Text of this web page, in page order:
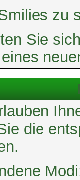
zu
Sie
die